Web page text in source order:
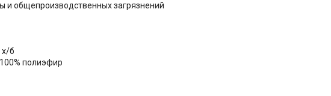
и общепроизводственных загрязнений
х/б
полиэфир